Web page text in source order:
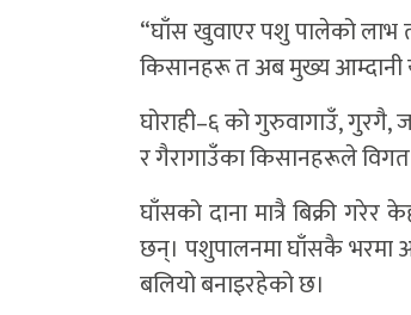
“घाँस खुवाएर पशु पालेको लाभ
किसानहरू त अब मुख्य आम्दानी
घोराही–६ को गुरुवागाउँ,
र गैरागाउँका किसानहरूले
घाँसको दाना मात्रै बिक्री
छन्। पशुपालनमा घाँसकै भरमा
बलियो बनाइरहेको छ।